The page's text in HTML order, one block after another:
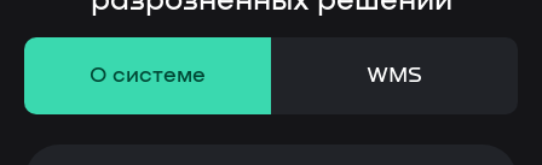
О системе WMS